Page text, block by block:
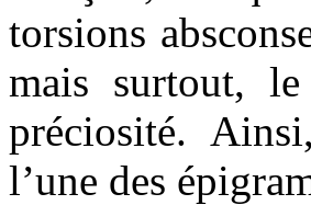
torsions
mais surtout,
préciosité.
l’une des